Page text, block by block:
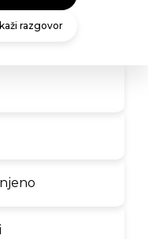
razgovor